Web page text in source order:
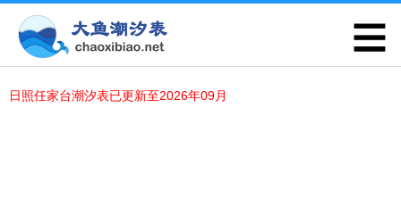
日照任家台潮汐表已更新至2026年09月